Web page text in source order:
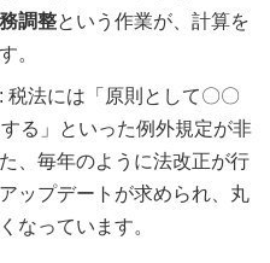
調整という作業が、計算を
。
: 税法には「原則として〇〇
る」といった例外規定が非
、毎年のように法改正が行
ップデートが求められ、丸
なっています。